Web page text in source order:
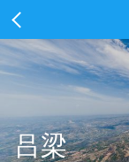
吕梁